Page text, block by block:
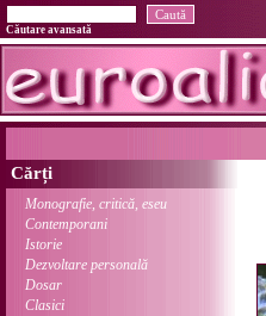
Căutare avansată
Cărți
Monografie, critică, eseu
Contemporani
Istorie
Dezvoltare personală
Dosar
Clasici